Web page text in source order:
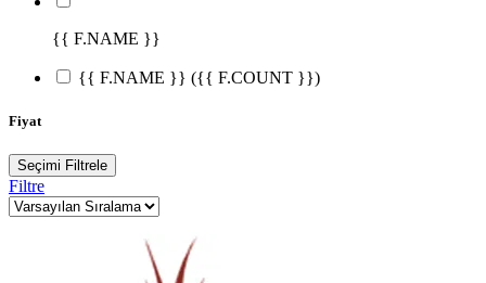
{{ F.NAME }}
{{ F.NAME }} ({{ F.COUNT }})
Fiyat
Seçimi Filtrele
Filtre